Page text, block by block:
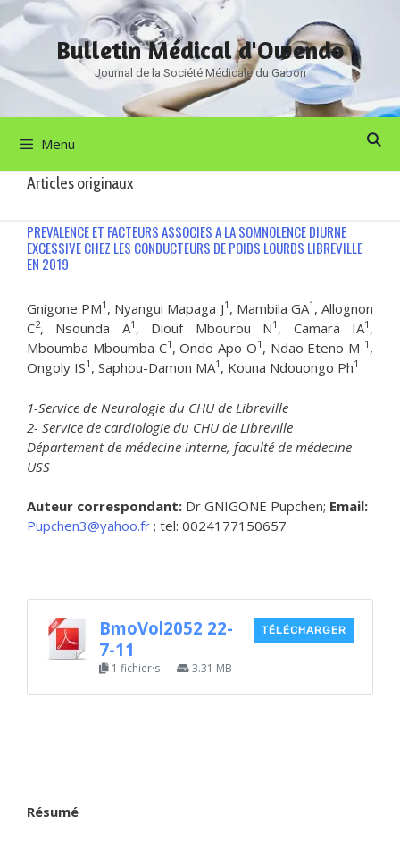
Aller
au
contenu
Bulletin Médical d'Owendo
Journal de la Société Médicale du Gabon
Menu
Articles originaux
PREVALENCE ET FACTEURS ASSOCIES A LA SOMNOLENCE DIURNE
EXCESSIVE CHEZ LES CONDUCTEURS DE POIDS LOURDS LIBREVILLE
EN 2019
Gnigone PM1 , Nyangui Mapaga J1 , Mambila GA1 , Allognon
C2, Nsounda A1 , Diouf Mbourou N1 , Camara IA1 ,
Mboumba Mboumba C1 , Ondo Apo O1 , Ndao Eteno M 1 ,
Ongoly IS1 , Saphou-Damon MA1 , Kouna Ndouongo Ph1
1-Service de Neurologie du CHU de Libreville
2- Service de cardiologie du CHU de Libreville
Département de médecine interne, faculté de médecine
USS
Auteur correspondant: Dr GNIGONE Pupchen; Email:
Pupchen3@yahoo.fr ; tel: 0024177150657
BmoVol2052 22-
7-11
1 fichier·s 3.31 MB
TÉLÉCHARGER
Résumé